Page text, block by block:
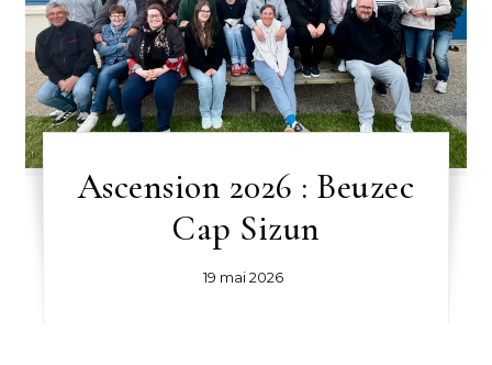
Ascension 2026 : Beuzec
Cap Sizun
19 mai 2026